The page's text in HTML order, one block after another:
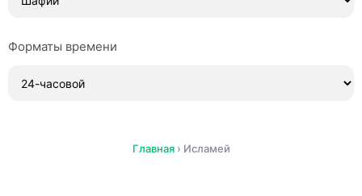
Форматы времени
Главная› Исламей